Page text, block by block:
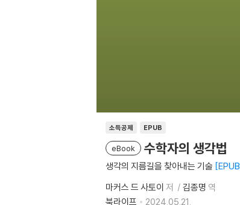
소득공제 EPUB
eBook 수학자의 생각법
생각의 지름길을 찾아내는 기술 EPUB
마커스 드 사토이 저 김종명 역
북라이프
2024.05.21.